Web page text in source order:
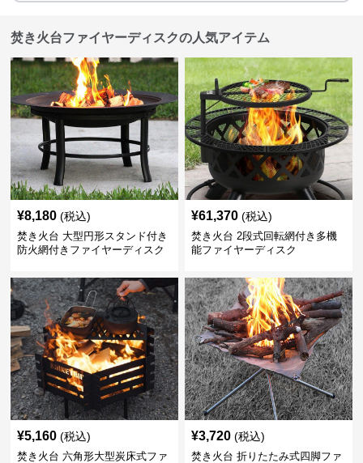
焚き火台ファイヤーディスクの人気アイテム
¥8,180 (税込)
焚き火台 大型円形スタンド付き
防火網付きファイヤーディスク
¥61,370 (税込)
焚き火台 2段式回転網付き多機
能ファイヤーディスク
¥5,160 (税込)
焚き火台 六角形大型炭床式ファ
¥3,720 (税込)
焚き火台 折りたたみ式四脚ファ